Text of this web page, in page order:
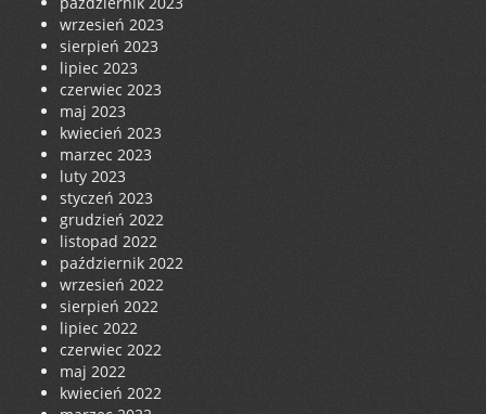
wrzesień 2023
sierpień 2023
lipiec 2023
czerwiec 2023
maj 2023
kwiecień 2023
marzec 2023
luty 2023
styczeń 2023
grudzień 2022
listopad 2022
październik 2022
wrzesień 2022
sierpień 2022
lipiec 2022
czerwiec 2022
maj 2022
kwiecień 2022